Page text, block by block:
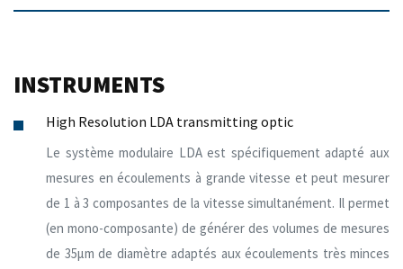
INSTRUMENTS
High Resolution LDA transmitting optic
Le système modulaire LDA est spécifiquement adapté aux
mesures en écoulements à grande vitesse et peut mesurer
de 1 à 3 composantes de la vitesse simultanément. Il permet
(en mono-composante) de générer des volumes de mesures
de 35µm de diamètre adaptés aux écoulements très minces